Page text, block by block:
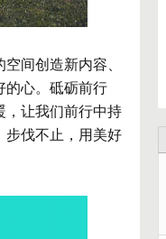
间创造新内容、
的心。砥砺前行
，让我们前行中持
步伐不止，用美好